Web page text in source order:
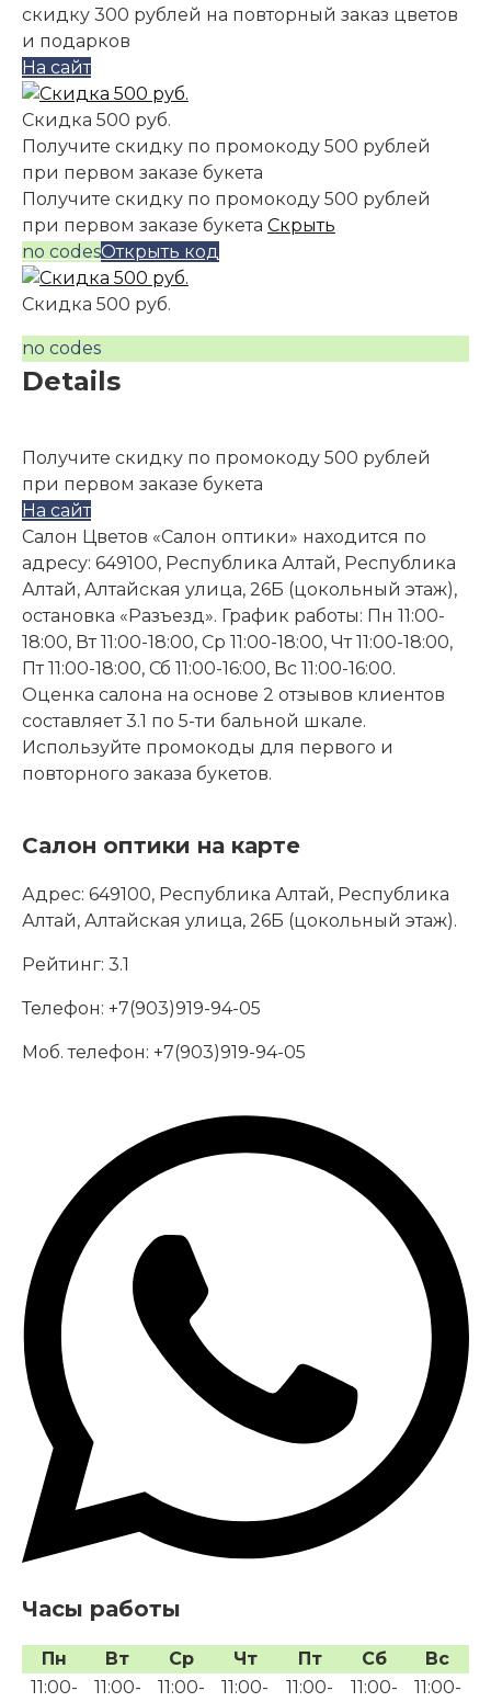
скидку 300 рублей на повторный заказ цветов
и подарков
На сайт
Скидка 500 руб.
Получите скидку по промокоду 500 рублей
при первом заказе букета
Получите скидку по промокоду 500 рублей
при первом заказе букета Скрыть
no codesОткрыть код
Скидка 500 руб.
no codes
Details
Получите скидку по промокоду 500 рублей
при первом заказе букета
На сайт
Салон Цветов «Салон оптики» находится по
адресу: 649100, Республика Алтай, Республика
Алтай, Алтайская улица, 26Б (цокольный этаж),
остановка «Разъезд». График работы: Пн 11:00-
18:00, Вт 11:00-18:00, Ср 11:00-18:00, Чт 11:00-18:00,
Пт 11:00-18:00, Сб 11:00-16:00, Вс 11:00-16:00.
Оценка салона на основе 2 отзывов клиентов
составляет 3.1 по 5-ти бальной шкале.
Используйте промокоды для первого и
повторного заказа букетов.
Салон оптики на карте
Адрес: 649100, Республика Алтай, Республика
Алтай, Алтайская улица, 26Б (цокольный этаж).
Рейтинг: 3.1
Телефон: +7(903)919-94-05
Моб. телефон: +7(903)919-94-05
Часы работы
Пн Вт Ср Чт Пт Сб
Вс
11:00-
11:00- 11:00- 11:00- 11:00- 11:00- 11:00-